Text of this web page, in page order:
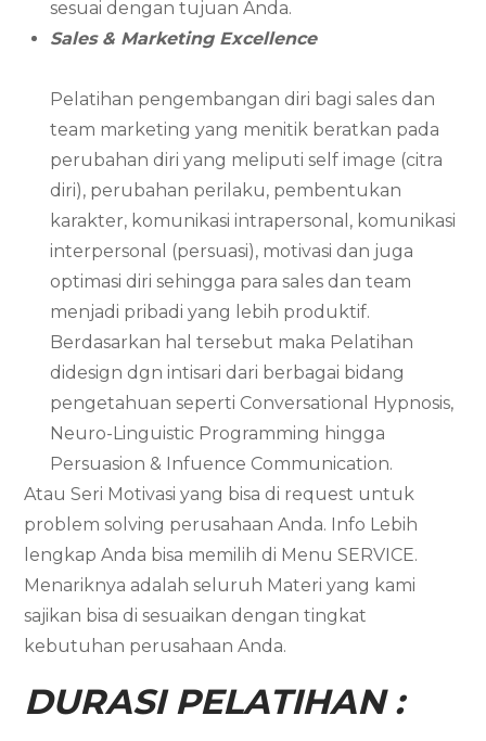
sesuai dengan tujuan Anda.
Sales & Marketing Excellence
Pelatihan pengembangan diri bagi sales dan
team marketing yang menitik beratkan pada
perubahan diri yang meliputi self image (citra
diri), perubahan perilaku, pembentukan
karakter, komunikasi intrapersonal, komunikasi
interpersonal (persuasi), motivasi dan juga
optimasi diri sehingga para sales dan team
menjadi pribadi yang lebih produktif.
Berdasarkan hal tersebut maka Pelatihan
didesign dgn intisari dari berbagai bidang
pengetahuan seperti Conversational Hypnosis,
Neuro-Linguistic Programming hingga
Persuasion & Infuence Communication.
Atau Seri Motivasi yang bisa di request untuk
problem solving perusahaan Anda. Info Lebih
lengkap Anda bisa memilih di Menu SERVICE.
Menariknya adalah seluruh Materi yang kami
sajikan bisa di sesuaikan dengan tingkat
kebutuhan perusahaan Anda.
DURASI PELATIHAN :